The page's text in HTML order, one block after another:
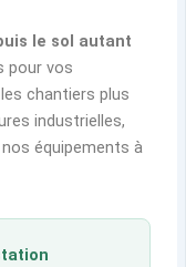
le sol autant
pour vos
chantiers plus
industrielles,
équipements à